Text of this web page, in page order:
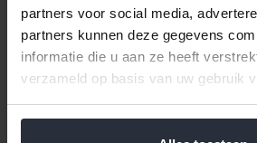
partners voor social media,
partners kunnen deze gegevens
informatie die u aan ze heeft
verzameld op basis van uw gebruik